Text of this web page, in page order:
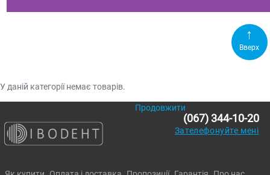
Вверх
У даній категорії немає товарів.
Продовжити
(067) 344-10-20
Зателефонуйте мені